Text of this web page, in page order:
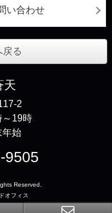
い合わせ
戻る
天
2
～19時
年始
9505
Reserved.
オフィス